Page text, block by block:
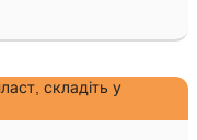
складіть у